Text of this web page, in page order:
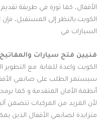
الأقفال، كما ثورة في طريقة
الكويت.بالنظر إلى المستقبل،
السيارات في
فنيين فتح سيارات
الكويت واعدة للغاية. مع التطوير
سيستمر الطلب على صانعي
أنظمة الأمان المتقدمة و كما
لأن المزيد من المركبات تتضمن
متزايدة لصانعي الأقفال الذين